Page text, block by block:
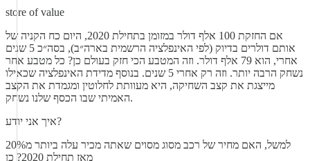
store of value
אם החזקת 100 אלף דולר במזומן בתחילת 2020, היום כח הקניה של
אותם דולרים בדיוק (לפי האינפלציה הרשמית בארה״ב), בסה״כ 5 שנים
אחרי, הוא 79 אלף דולר. וזה המטבע הכי חזק בעולם כן? כל מטבע אחר
נשחק הרבה יותר. וזה רק אחרי 5 שנים. בנוסף מדידת האינפלציה שכאילו
מייצגת את קצב השחיקה, היא מעוותת לחלוטין ומגמדת את הקצב
האמיתי שבו הכסף שלנו נשחק.
איך אני יודע?
למשל, האם מחיר של רכב מסוג מסוים שאתה מכיר עלה ביותר מ20%
מאז תחילת 2020? כן